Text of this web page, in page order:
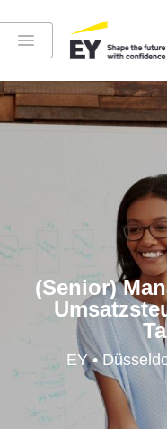
Höre in die EY-Welt
EY
der
(Senior)
EY •